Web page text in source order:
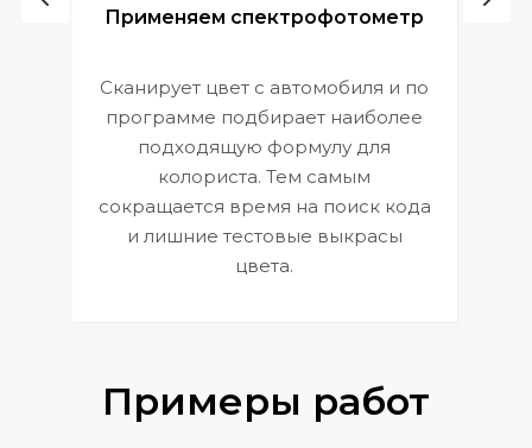
Применяем спектрофотометр
Сканирует цвет с автомобиля и по
программе подбирает наиболее
подходящую формулу для
колориста. Тем самым
сокращается время на поиск кода
и лишние тестовые выкрасы
цвета.
Примеры работ